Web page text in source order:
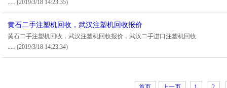
..... (2019/3/18 14:23:35)
黄石二手注塑机回收，武汉注塑机回收报价
黄石二手注塑机回收，武汉注塑机回收报价，武汉二手进口注塑机回收
..... (2019/3/18 14:23:34)